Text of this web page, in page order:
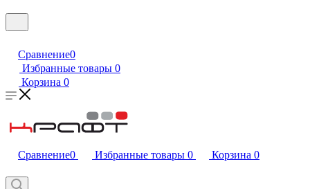
Сравнение0
Избранные товары 0
Корзина 0
Сравнение0 Избранные товары 0 Корзина 0